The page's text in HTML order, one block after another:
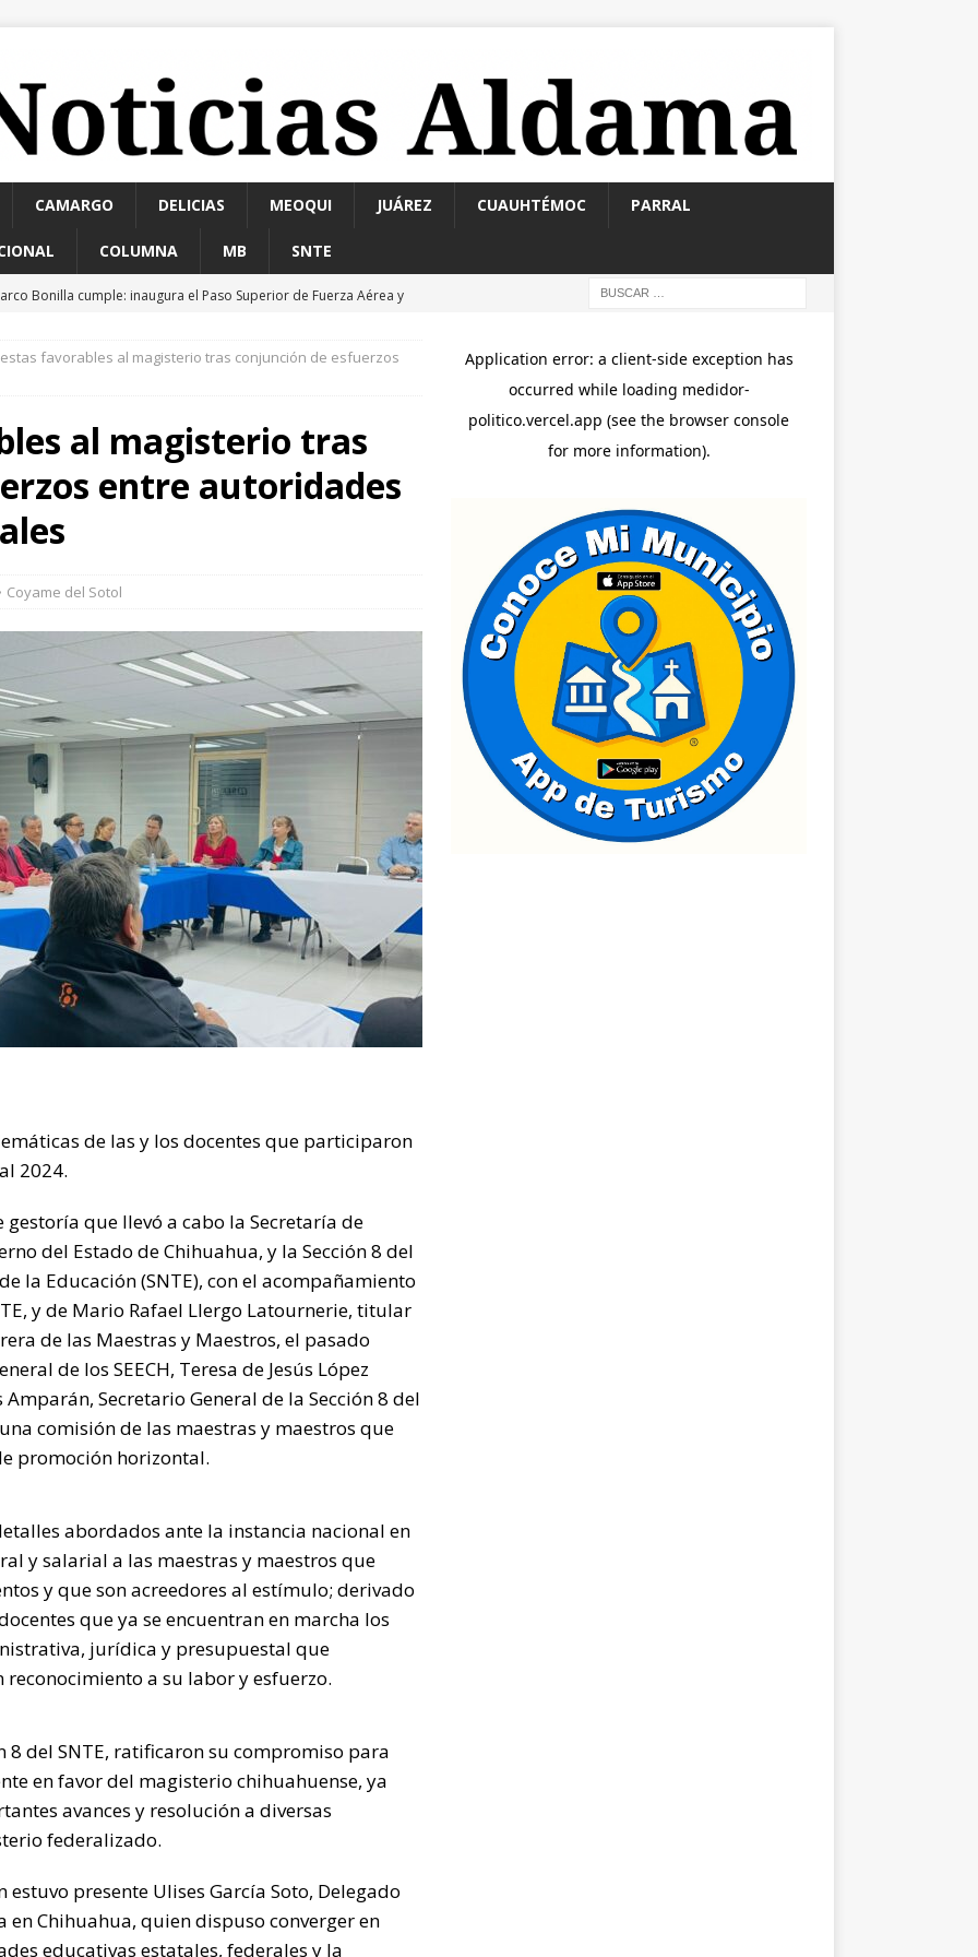
CAMARGO DELICIAS MEOQUI JUÁREZ CUAUHTÉMOC PARRAL
COLUMNA MB SNTE
Bonilla cumple: inaugura el Paso Superior de Fuerza Aérea y
y Calvo opera con 21 policías municipales; corporación
jornadas de Jóvenes Unen al Barrio
ESTATAL
quinta edición de Conectando Generaciones
ESTATAL
a ocho por narcomenudeo
la Juventud
ESTATAL
favorables al magisterio tras conjunción de esfuerzos
al magisterio tras
entre autoridades
Coyame del Sotol
de las y los docentes que participaron
2024.
que llevó a cabo la Secretaría de
del Estado de Chihuahua, y la Sección 8 del
la Educación (SNTE), con el acompañamiento
y de Mario Rafael Llergo Latournerie, titular
de las Maestras y Maestros, el pasado
de los SEECH, Teresa de Jesús López
Secretario General de la Sección 8 del
comisión de las maestras y maestros que
promoción horizontal.
abordados ante la instancia nacional en
y salarial a las maestras y maestros que
y que son acreedores al estímulo; derivado
que ya se encuentran en marcha los
jurídica y presupuestal que
a su labor y esfuerzo.
8 del SNTE, ratificaron su compromiso para
en favor del magisterio chihuahuense, ya
avances y resolución a diversas
federalizado.
presente Ulises García Soto, Delegado
en Chihuahua, quien dispuso converger en
educativas estatales, federales y la